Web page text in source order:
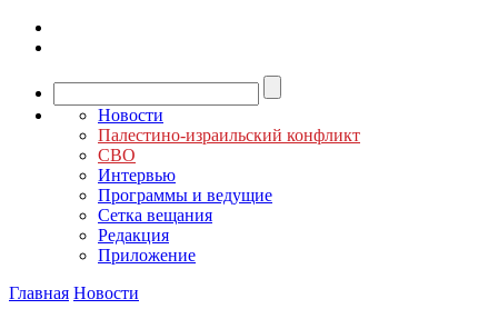
Новости
Палестино-израильский конфликт
СВО
Интервью
Программы и ведущие
Сетка вещания
Редакция
Приложение
Главная Новости